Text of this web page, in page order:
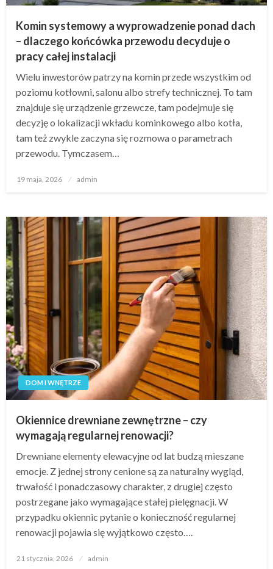
Komin systemowy a wyprowadzenie ponad dach
– dlaczego końcówka przewodu decyduje o
pracy całej instalacji
Wielu inwestorów patrzy na komin przede wszystkim od
poziomu kotłowni, salonu albo strefy technicznej. To tam
znajduje się urządzenie grzewcze, tam podejmuje się
decyzję o lokalizacji wkładu kominkowego albo kotła,
tam też zwykle zaczyna się rozmowa o parametrach
przewodu. Tymczasem…
Opublikowane
19 maja, 2026 admin
DOM I WNĘTRZE
Okiennice drewniane zewnętrzne – czy
wymagają regularnej renowacji?
Drewniane elementy elewacyjne od lat budzą mieszane
emocje. Z jednej strony cenione są za naturalny wygląd,
trwałość i ponadczasowy charakter, z drugiej często
postrzegane jako wymagające stałej pielęgnacji. W
przypadku okiennic pytanie o konieczność regularnej
renowacji pojawia się wyjątkowo często….
Opublikowane
21 stycznia, 2026 admin